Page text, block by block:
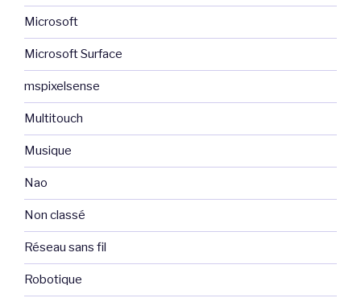
Microsoft
Microsoft Surface
mspixelsense
Multitouch
Musique
Nao
Non classé
Réseau sans fil
Robotique